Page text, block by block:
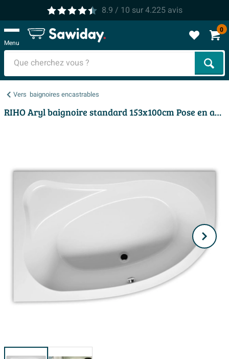
8.9 / 10 sur4.225 avis
Menu
0
Vers baignoires encastrables
RIHO Aryl baignoire standard 153x100cm Pose en angle Gauche Blanc brillant